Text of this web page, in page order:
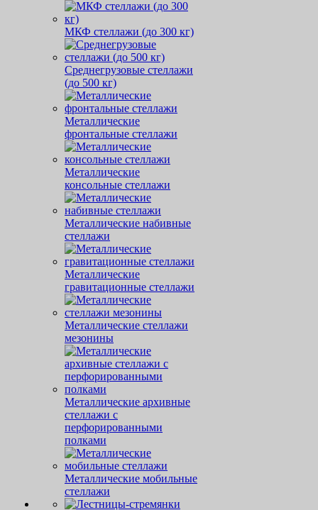
МКФ стеллажи (до 300 кг)
Среднегрузовые стеллажи
(до 500 кг)
Металлические
фронтальные стеллажи
Металлические
консольные стеллажи
Металлические набивные
стеллажи
Металлические
гравитационные стеллажи
Металлические стеллажи
мезонины
Металлические архивные
стеллажи с
перфорированными
полками
Металлические мобильные
стеллажи